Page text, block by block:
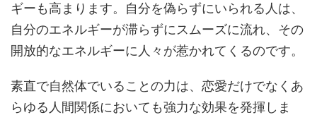
ギーも高まります。自分を偽らずにいられる人は、
自分のエネルギーが滞らずにスムーズに流れ、その
開放的なエネルギーに人々が惹かれてくるのです。
素直で自然体でいることの力は、恋愛だけでなくあ
らゆる人間関係においても強力な効果を発揮しま